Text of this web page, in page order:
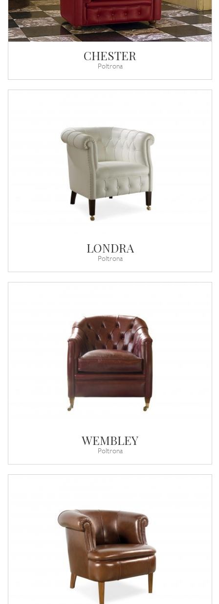
CHESTER
Poltrona
LONDRA
Poltrona
WEMBLEY
Poltrona